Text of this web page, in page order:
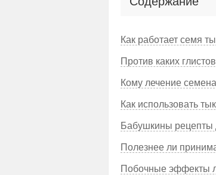
Как работает семя
Против каких
Кому лечение
Как использовать
Бабушкины рецепты
Полезнее ли
Побочные эффекты